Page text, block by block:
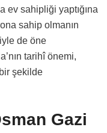
ev sahipliği yaptığına
sahip olmanın
de öne
tarihî önemi,
şekilde
Gazi